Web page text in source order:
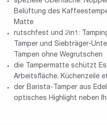
Belüftung des
Matte
rutschfest und 2in1:
Tamper und Siebträger-
Tampen ohne Wegrutschen
die Tampermatte schützt
Arbeitsfläche, Küchenzeile
der Barista-Tamper aus
optisches Highlight neben